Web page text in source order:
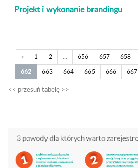
Projekt i wykonanie brandingu
« 1 2 ... 656 657 658
662
663 664 665 666 667